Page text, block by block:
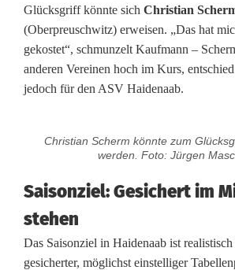
t
b
e
S
V
H
Glücksgriff könnte sich Christian
(Oberpreuschwitz) erweisen. „Das hat
gekostet“, schmunzelt Kaufmann –
anderen Vereinen hoch im Kurs,
jedoch für den ASV Haidenaab.
Christian Scherm könnte zum
werden. Foto: Jürgen
Saisonziel: Gesichert im
stehen
Das Saisonziel in Haidenaab ist
gesicherter, möglichst einstelliger